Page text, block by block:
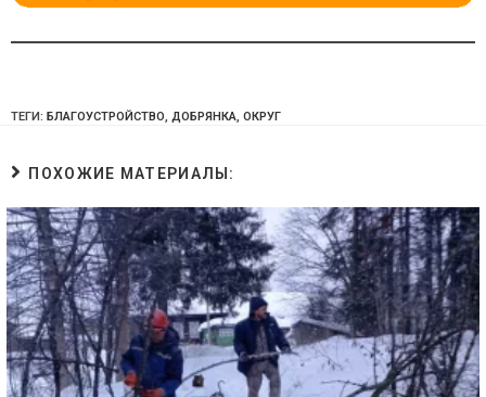
ТЕГИ: БЛАГОУСТРОЙСТВО, ДОБРЯНКА, ОКРУГ
ПОХОЖИЕ МАТЕРИАЛЫ: